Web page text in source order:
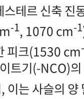
스테르 신축
-1, 1070 cm-1
피크(1530 cm
트기(-NCO)
이는 사슬의